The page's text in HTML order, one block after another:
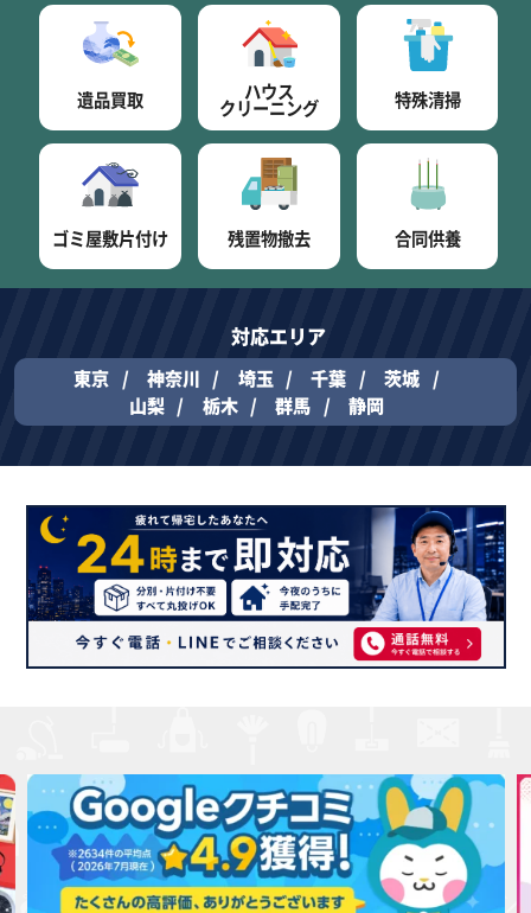
遺品買取 ハウス
クリーニング 特殊清掃
ゴミ屋敷片付け 残置物撤去 合同供養
対応エリア
東京 神奈川 埼玉 千葉
茨城
山梨
栃木 群馬 静岡